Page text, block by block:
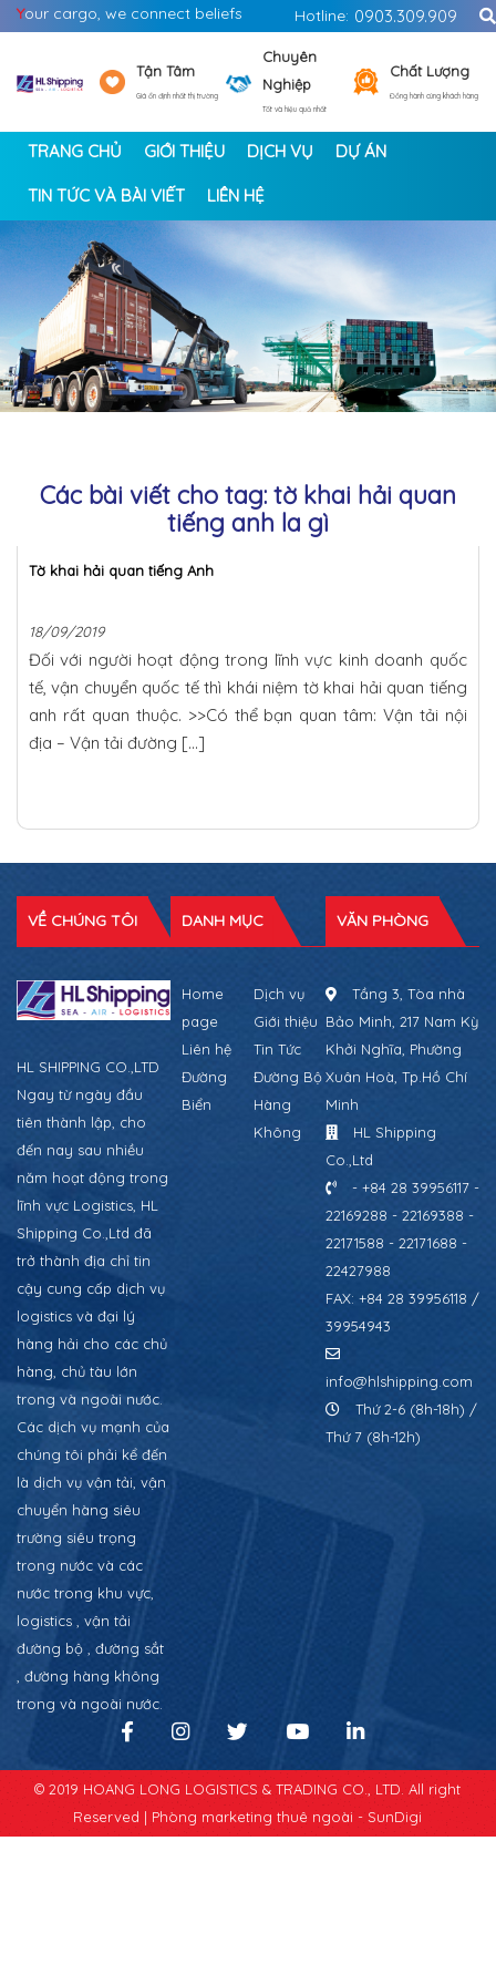
Your cargo, we connect beliefs Hotline: 0903.309.909
Tận Tâm
Giá ổn định nhất thị trường
Chuyên
Nghiệp
Tốt và hiệu quả nhất
Chất Lượng
Đồng hành cùng khách hàng
TRANG CHỦ GIỚI THIỆU DỊCH VỤ DỰ ÁN
TIN TỨC VÀ BÀI VIẾT LIÊN HỆ
< >
Các bài viết cho tag: tờ khai hải quan
tiếng anh la gì
Tờ khai hải quan tiếng Anh
18/09/2019
Đối với người hoạt động trong lĩnh vực kinh doanh quốc
tế, vận chuyển quốc tế thì khái niệm tờ khai hải quan tiếng
anh rất quan thuộc. >>Có thể bạn quan tâm: Vận tải nội
địa – Vận tải đường […]
VỀ CHÚNG TÔI
HL SHIPPING CO.,LTD
Ngay từ ngày đầu
tiên thành lập, cho
đến nay sau nhiều
năm hoạt động trong
lĩnh vực Logistics, HL
Shipping Co.,Ltd đã
trở thành địa chỉ tin
cậy cung cấp dịch vụ
logistics và đại lý
hàng hải cho các chủ
hàng, chủ tàu lớn
trong và ngoài nước.
Các dịch vụ mạnh của
chúng tôi phải kể đến
là dịch vụ vận tải, vận
chuyển hàng siêu
trường siêu trọng
trong nước và các
nước trong khu vực,
logistics , vận tải
đường bộ , đường sắt
, đường hàng không
trong và ngoài nước.
DANH MỤC
Home
page
Dịch vụ
Giới thiệu
Liên hệ
Tin Tức
Đường
Biển
Đường Bộ
Hàng
Không
VĂN PHÒNG
Tầng 3, Tòa nhà
Bảo Minh, 217 Nam Kỳ
Khởi Nghĩa, Phường
Xuân Hoà, Tp.Hồ Chí
Minh
HL Shipping
Co.,Ltd
- +84 28 39956117 -
22169288 - 22169388 -
22171588 - 22171688 -
22427988
FAX: +84 28 39956118 /
39954943
info@hlshipping.com
Thứ 2-6 (8h-18h) /
Thứ 7 (8h-12h)
© 2019 HOANG LONG LOGISTICS & TRADING CO., LTD. All right
Reserved | Phòng marketing thuê ngoài - SunDigi